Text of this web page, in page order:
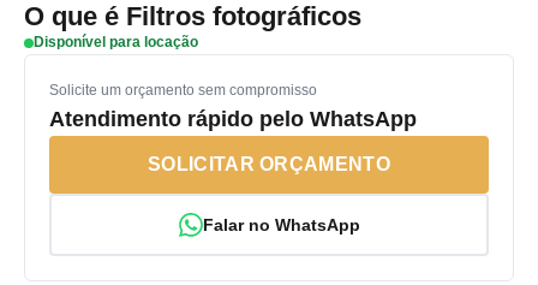
O que é Filtros fotográficos
Disponível para locação
Solicite um orçamento sem compromisso
Atendimento rápido pelo WhatsApp
SOLICITAR ORÇAMENTO
Falar no WhatsApp